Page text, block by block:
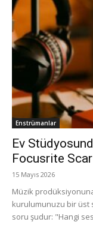
Enstrümanlar
Ev
Focusrite
15 Mayıs 2026
Müzik
kurulumunuzu bir üst
soru şudur: "Hangi